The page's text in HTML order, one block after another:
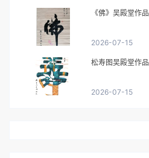
《佛》吴殿堂作品
2026-07-15
松寿图吴殿堂作品
2026-07-15